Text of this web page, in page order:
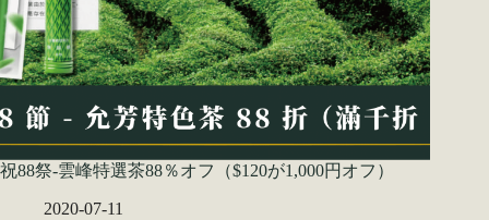
祝88祭-雲峰特選茶88％オフ（$120が1,000円オフ）
2020-07-11